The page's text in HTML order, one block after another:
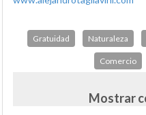
Gratuidad Naturaleza
Comercio
Mostrar